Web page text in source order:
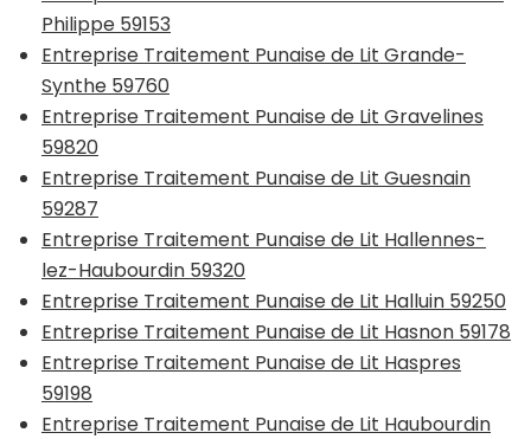
Philippe 59153
Entreprise Traitement Punaise de Lit Grande-
Synthe 59760
Entreprise Traitement Punaise de Lit Gravelines
59820
Entreprise Traitement Punaise de Lit Guesnain
59287
Entreprise Traitement Punaise de Lit Hallennes-
lez-Haubourdin 59320
Entreprise Traitement Punaise de Lit Halluin 59250
Entreprise Traitement Punaise de Lit Hasnon 59178
Entreprise Traitement Punaise de Lit Haspres
59198
Entreprise Traitement Punaise de Lit Haubourdin